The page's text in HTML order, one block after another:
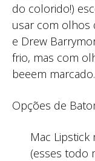
do colorido!)
usar com olhos
e Drew
frio, mas com
beeem marcado.
Opções de
Mac Lipstick
(esses todo